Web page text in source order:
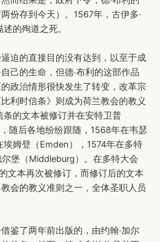
份存到今天）。1567年，古伊多·
的殉道之死。
迫的直接目的没有达到，以至于成
己的生命，但德·布利的这部作品
政治情形很快发生了转变，改革宗
利时信条》则成为荷兰教会的教义
的文本被修订并在安特卫普
随后各地纷纷跟随，1568年在韦瑟
埃姆登（Emden），1574年在多特
尔堡（Middleburg）。在多特大会
文本再次被修订，而修订后的文本
会的教义准则之一，全体圣职人员
鉴了两年前出版的，由约翰·加尔